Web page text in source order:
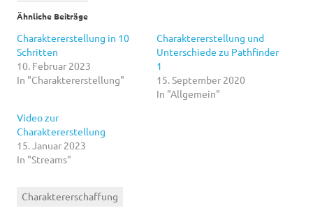
Ähnliche Beiträge
Charaktererstellung in 10
Schritten
10. Februar 2023
In "Charaktererstellung"
Charaktererstellung und
Unterschiede zu Pathfinder
1
15. September 2020
In "Allgemein"
Video zur
Charaktererstellung
15. Januar 2023
In "Streams"
Charaktererschaffung